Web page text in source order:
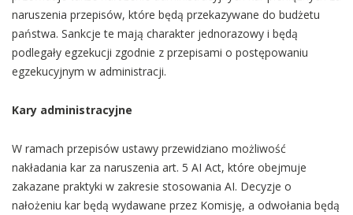
naruszenia przepisów, które będą przekazywane do budżetu
państwa. Sankcje te mają charakter jednorazowy i będą
podlegały egzekucji zgodnie z przepisami o postępowaniu
egzekucyjnym w administracji.
Kary administracyjne
W ramach przepisów ustawy przewidziano możliwość
nakładania kar za naruszenia art. 5 AI Act, które obejmuje
zakazane praktyki w zakresie stosowania AI. Decyzje o
nałożeniu kar będą wydawane przez Komisję, a odwołania będą